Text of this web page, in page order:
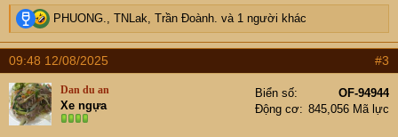
công bộc của dân.
Nay đọc được thông tin này thấy bất ngờ quá, hay chỉ tại
e đen đủi dính vào những chỗ công bộc lởm nhỉ . Các cụ
có trải nghiệm tích cực khi đi làm bất kể loại giấy tờ gì có
thể chia sẻ được ko.
( e ở HN ạ )
R
e
a
c
PHUONG. TNLak Trần Đoành. và 1 người khác
09:48 12/08/2025 #3
Dan du an
Xe ngựa
Biển số
OF-94944
Động cơ
845,056 Mã lực